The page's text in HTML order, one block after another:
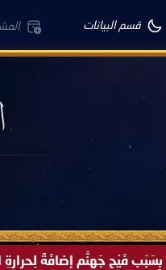
قسم البيانات
كَما وعَدناكُم بالحقِّ لعَامِكم